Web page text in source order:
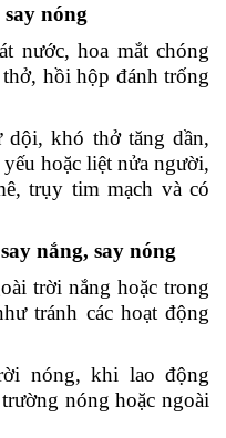
nóng
nước, hoa mắt chóng
hồi hộp đánh trống
khó thở tăng dần,
hoặc liệt nửa người,
trụy tim mạch và có
nắng, say nóng
trời nắng hoặc trong
tránh các hoạt động
nóng, khi lao động
nóng hoặc ngoài